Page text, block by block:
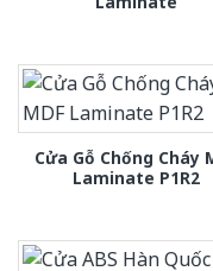
Cửa Gỗ Chống Cháy
Laminate P1R2